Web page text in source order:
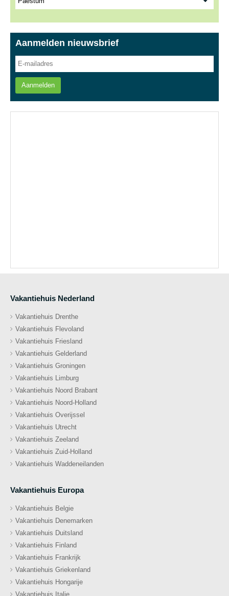
Aanmelden nieuwsbrief
Aanmelden
Vakantiehuis Nederland
Vakantiehuis Drenthe
Vakantiehuis Flevoland
Vakantiehuis Friesland
Vakantiehuis Gelderland
Vakantiehuis Groningen
Vakantiehuis Limburg
Vakantiehuis Noord Brabant
Vakantiehuis Noord-Holland
Vakantiehuis Overijssel
Vakantiehuis Utrecht
Vakantiehuis Zeeland
Vakantiehuis Zuid-Holland
Vakantiehuis Waddeneilanden
Vakantiehuis Europa
Vakantiehuis Belgie
Vakantiehuis Denemarken
Vakantiehuis Duitsland
Vakantiehuis Finland
Vakantiehuis Frankrijk
Vakantiehuis Griekenland
Vakantiehuis Hongarije
Vakantiehuis Italie